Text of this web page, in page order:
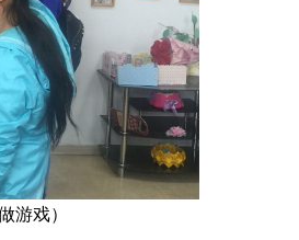
游戏）